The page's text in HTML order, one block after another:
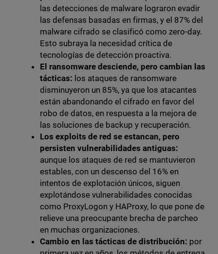
las detecciones de malware lograron evadir
las defensas basadas en firmas, y el 87% del
malware cifrado se clasificó como zero-day.
Esto subraya la necesidad crítica de
tecnologías de detección proactiva.
El ransomware desciende, pero cambian las
tácticas: los ataques de ransomware
disminuyeron un 85%, ya que los atacantes
están abandonando el cifrado en favor del
robo de datos, en respuesta a la mejora de
las soluciones de backup y recuperación.
Los exploits de red se estancan, pero
persisten vulnerabilidades antiguas:
aunque los ataques de red se mantuvieron
estables, con un descenso del 16% en
intentos de explotación únicos, siguen
explotándose vulnerabilidades conocidas
como ProxyLogon y HAProxy, lo que pone de
relieve una preocupante brecha de parcheo
en muchas organizaciones.
Cambio en las tácticas de distribución: por